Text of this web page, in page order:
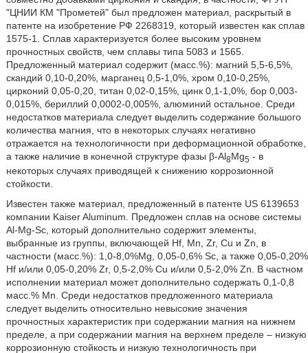
"ЦНИИ КМ "Прометей" был предложен материал, раскрытый в
патенте на изобретение РФ 2268319, который известен как сплав
1575-1. Сплав характеризуется более высоким уровнем
прочностных свойств, чем сплавы типа 5083 и 1565.
Предложенный материал содержит (масс.%): магний 5,5-6,5%,
скандий 0,10-0,20%, марганец 0,5-1,0%, хром 0,10-0,25%,
цирконий 0,05-0,20, титан 0,02-0,15%, цинк 0,1-1,0%, бор 0,003-
0,015%, бериллий 0,0002-0,005%, алюминий остальное. Среди
недостатков материала следует выделить содержание большого
количества магния, что в некоторых случаях негативно
отражается на технологичности при деформационной обработке,
а также наличие в конечной структуре фазы β-Al8Mg5 - в
некоторых случаях приводящей к снижению коррозионной
стойкости.
Известен также материал, предложенный в патенте US 6139653
компании Kaiser Aluminum. Предложен сплав на основе системы
Al-Mg-Sc, который дополнительно содержит элементы,
выбранные из группы, включающей Hf, Mn, Zr, Cu и Zn, в
частности (масс.%): 1,0-8,0%Mg, 0,05-0,6% Sc, а также 0,05-0,20%
Hf и/или 0,05-0,20% Zr, 0,5-2,0% Cu и/или 0,5-2,0% Zn. В частном
исполнении материал может дополнительно содержать 0,1-0,8
масс.% Mn. Среди недостатков предложенного материала
следует выделить относительно невысокие значения
прочностных характеристик при содержании магния на нижнем
пределе, а при содержании магния на верхнем пределе – низкую
коррозионную стойкость и низкую технологичность при